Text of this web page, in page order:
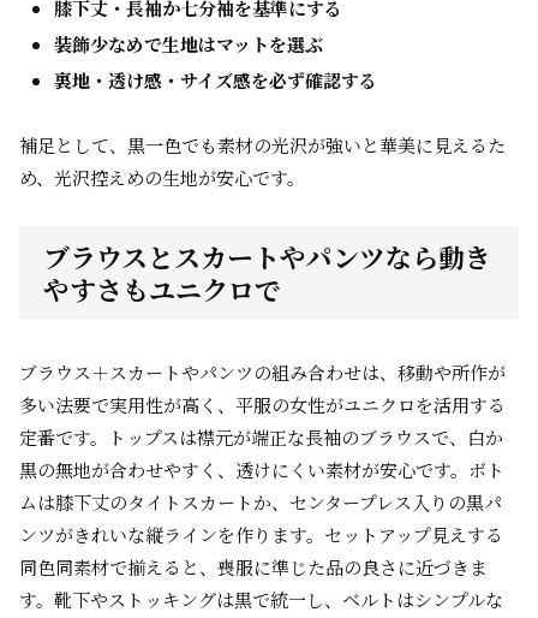
膝下丈・長袖か七分袖を基準にする
装飾少なめで生地はマットを選ぶ
裏地・透け感・サイズ感を必ず確認する
補足として、黒一色でも素材の光沢が強いと華美に見えるた
め、光沢控えめの生地が安心です。
ブラウスとスカートやパンツなら動き
やすさもユニクロで
ブラウス＋スカートやパンツの組み合わせは、移動や所作が
多い法要で実用性が高く、平服の女性がユニクロを活用する
定番です。トップスは襟元が端正な長袖のブラウスで、白か
黒の無地が合わせやすく、透けにくい素材が安心です。ボト
ムは膝下丈のタイトスカートか、センタープレス入りの黒パ
ンツがきれいな縦ラインを作ります。セットアップ見えする
同色同素材で揃えると、喪服に準じた品の良さに近づきま
す。靴下やストッキングは黒で統一し、ベルトはシンプルな